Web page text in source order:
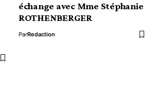
échange avec Mme Stéphanie
ROTHENBERGER
ParRedaction